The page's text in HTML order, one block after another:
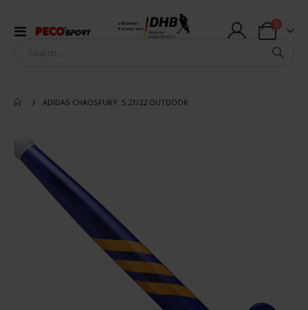
Navigation
offizieller
Partner des
Warenkorb
0Artikel
ADIDAS CHAOSFURY .5 21/22 OUTDOOR
Ende
der
Bildergalerie
springen